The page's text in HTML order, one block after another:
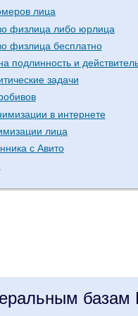
лица
физлица либо юрлица
физлица бесплатно
подлинность и
задачи
в интернете
лица
с Авито
базам